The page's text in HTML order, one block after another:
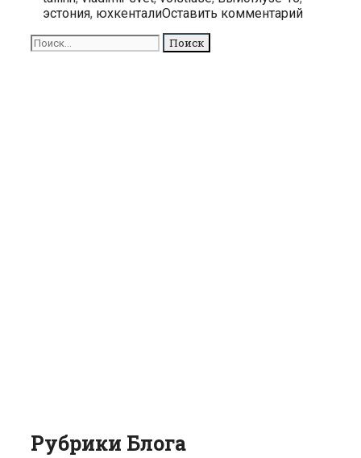
Юхкентали
выступить
эстония, юхкенталиОставить комментарий
Поиск
для:
Рубрики Блога